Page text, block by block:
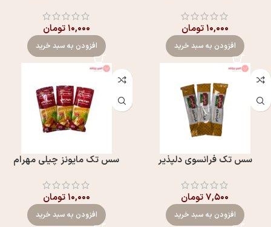
۱۰,۰۰۰تومان
افزودن به سبد خرید
۱۰,۰۰۰تومان
افزودن به سبد خرید
سس تک فرانسوی دلپذير
۷,۵۰۰تومان
افزودن به سبد خرید
سس تک مایونز چیلی مهرام
۱۰,۰۰۰تومان
افزودن به سبد خرید